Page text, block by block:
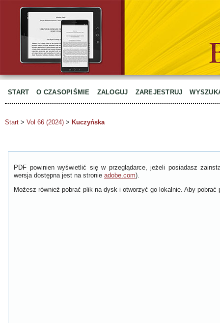
START O CZASOPIŚMIE ZALOGUJ ZAREJESTRUJ
Start > Vol 66 (2024) > Kuczyńska
PDF powinien wyświetlić się w przeglądarce, jeżeli posiadasz
wersja dostępna jest na stronie adobe.com).
Możesz również pobrać plik na dysk i otworzyć go lokalnie. Aby